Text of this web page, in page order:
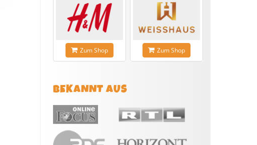
Zum Shop Zum Shop
BEKANNT AUS